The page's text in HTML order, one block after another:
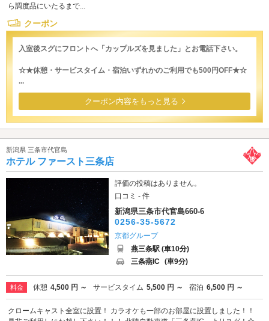
ら調度品にいたるまで...
クーポン
入室後スグにフロントへ「カップルズを見ました」とお電話下さい。
☆★休憩・サービスタイム・宿泊いずれかのご利用でも500円OFF★☆
...
クーポン内容をもっと見る
新潟県 三条市代官島
ホテル ファースト三条店
評価の投稿はありません。
口コミ - 件
新潟県三条市代官島660-6
0256-35-5672
京都グループ
燕三条駅 (車10分)
三条燕IC (車9分)
料金 休憩 4,500 円 ～ サービスタイム 5,500 円 ～ 宿泊 6,500 円 ～
クロームキャスト全室に設置！ カラオケも一部のお部屋に設置しました！！